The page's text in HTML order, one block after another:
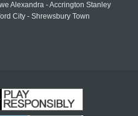
Alexandra - Accrington Stanley
City - Shrewsbury Town